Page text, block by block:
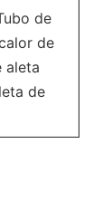
de
de
aleta
de